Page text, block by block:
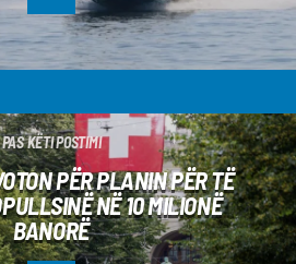
PAS KËTI POSTIMI
PËR PLANIN PËR TË
NË 10 MILIONË
BANORË